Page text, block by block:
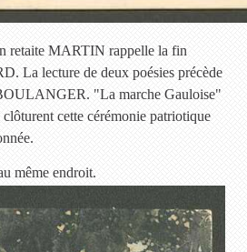
retaite MARTIN rappelle la fin
La lecture de deux poésies précède
"La marche Gauloise"
cette cérémonie patriotique
même endroit.